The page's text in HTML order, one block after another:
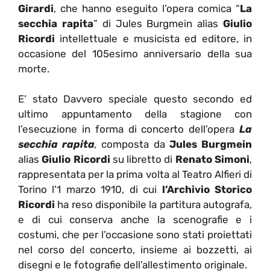
Girardi, che hanno eseguito l’opera comica “La
secchia rapita” di Jules Burgmein aliasGiulio
Ricordi intellettuale e musicista ed editore, in
occasione del 105esimo anniversario della sua
morte.
E’ stato Davvero speciale questo secondo ed
ultimo appuntamento della stagione con
l’esecuzione in forma di concerto dell’opera La
secchia rapita,composta da Jules Burgmein
aliasGiulio Ricordi su libretto di Renato Simoni,
rappresentata per la prima volta al Teatro Alfieri di
Torino l’1 marzo 1910, di cui l’Archivio Storico
Ricordi ha reso disponibile la partitura autografa,
e di cui conserva anche la scenografie e i
costumi, che per l’occasione sono stati proiettati
nel corso del concerto, insieme ai bozzetti, ai
disegni e le fotografie dell’allestimento originale.